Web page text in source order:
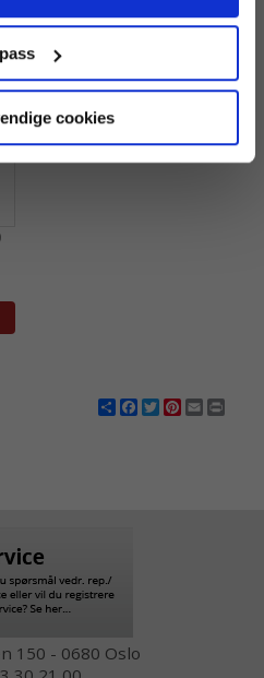
cookies
ShareFacebook
Twitter
Pinterest
Email
150 - 0680 Oslo